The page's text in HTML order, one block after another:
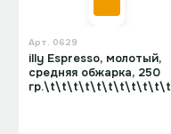
Арт. 0629
illy Espresso, молотый,
средняя обжарка, 250
гр.\t\t\t\t\t\t\t\t\t\t\t